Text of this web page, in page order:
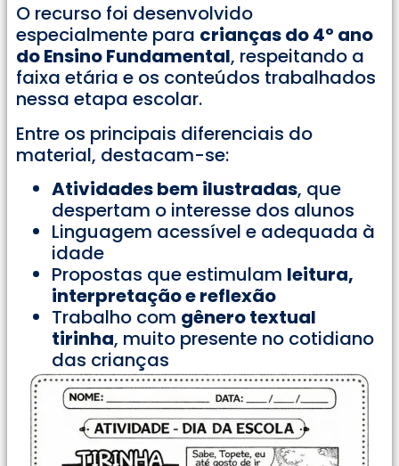
O recurso foi desenvolvido
especialmente para crianças do 4º ano
do Ensino Fundamental, respeitando a
faixa etária e os conteúdos trabalhados
nessa etapa escolar.
Entre os principais diferenciais do
material, destacam-se:
Atividades bem ilustradas, que
despertam o interesse dos alunos
Linguagem acessível e adequada à
idade
Propostas que estimulam leitura,
interpretação e reflexão
Trabalho com gênero textual
tirinha, muito presente no cotidiano
das crianças